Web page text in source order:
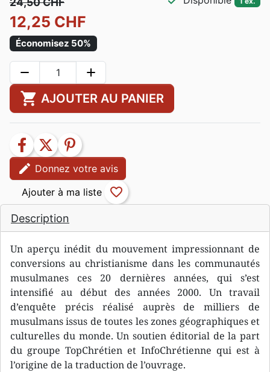
Description
Un aperçu inédit du mouvement impressionnant de
conversions au christianisme dans les communautés
musulmanes ces 20 dernières années, qui s’est
intensifié au début des années 2000. Un travail
d’enquête précis réalisé auprès de milliers de
musulmans issus de toutes les zones géographiques et
culturelles du monde. Un soutien éditorial de la part
du groupe TopChrétien et InfoChrétienne qui est à
l’origine de la traduction de l’ouvrage.
12,25 CHF
Économisez 50%
remove add
shopping_cart AJOUTER AU PANIER
facebook twitter
pinterest
edit Donnez votre avis
favorite_border